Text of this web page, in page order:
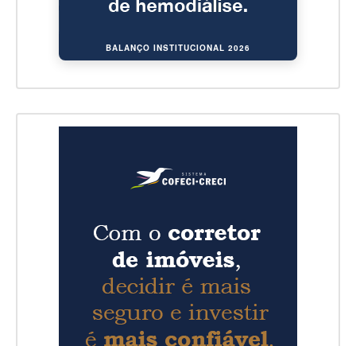
BALANÇO INSTITUCIONAL 2026